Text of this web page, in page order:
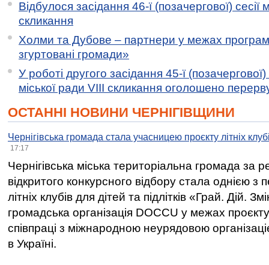
Відбулося засідання 46-ї (позачергової) сесії
скликання
Холми та Дубове – партнери у межах
згуртовані громади»
У роботі другого засідання 45-ї (позачергової)
міської ради VIII скликання оголошено
ОСТАННІ НОВИНИ ЧЕРНІГІВЩИНИ
Чернігівська громада стала учасницею проєкту літніх
17:17
Чернігівська міська територіальна громада за
відкритого конкурсного відбору стала однією
літніх клубів для дітей та підлітків «Грай. Дій.
громадська організація DOCCU у межах
співпраці з міжнародною неурядовою
в Україні.